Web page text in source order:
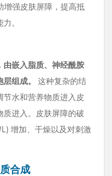
强皮肤屏障，提高抵
。
由嵌入脂质、神经酰胺
组成。
这种复杂的结
水和营养物质进入皮
进入。皮肤屏障的破
增加、干燥以及对刺激
合成